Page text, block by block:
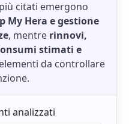
citati emergono
Hera e gestione
, mentre rinnovi,
stimati e
da controllare
analizzati